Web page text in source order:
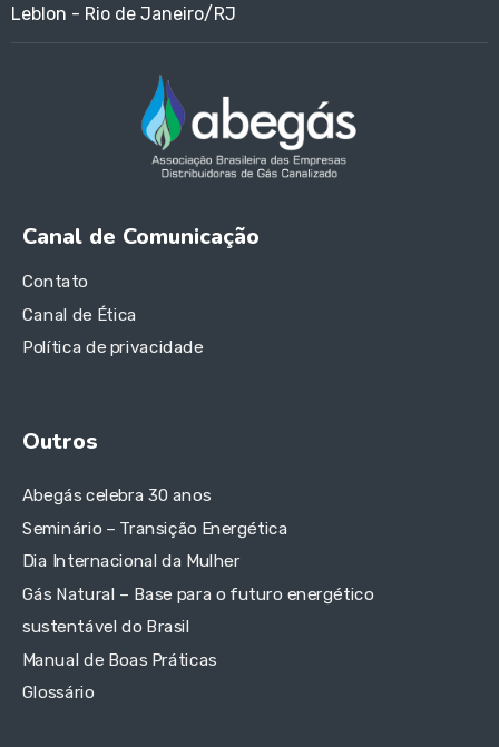
Leblon - Rio de Janeiro/RJ
Canal de Comunicação
Contato
Canal de Ética
Política de privacidade
Outros
Abegás celebra 30 anos
Seminário – Transição Energética
Dia Internacional da Mulher
Gás Natural – Base para o futuro energético
sustentável do Brasil
Manual de Boas Práticas
Glossário